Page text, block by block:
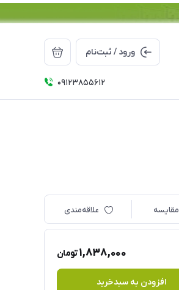
ورود / ثبت‌نام
09123855612
مقایسه علاقه‌مندی
1,838,000تومان
افزودن به سبدخرید